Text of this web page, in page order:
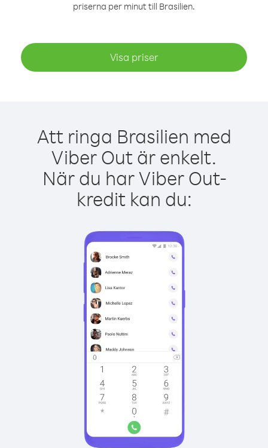
priserna per minut till Brasilien.
Visa priser
Att ringa Brasilien med
Viber Out är enkelt.
När du har Viber Out-
kredit kan du: